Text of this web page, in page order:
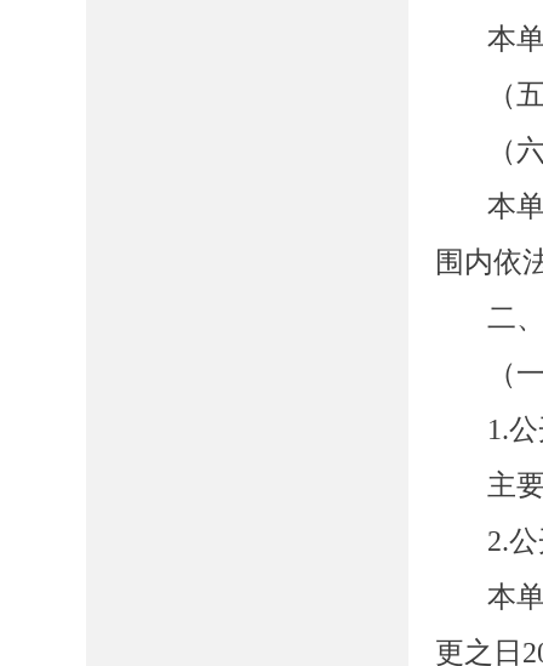
本
（
（
本
围内依
二
（
1.
主
2.
本
更之日